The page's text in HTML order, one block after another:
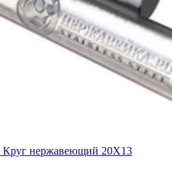
Круг нержавеющий 20Х13